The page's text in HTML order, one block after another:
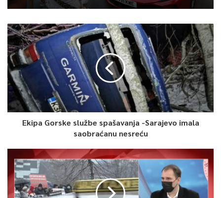
li će se podići. Sad možemo govoriti o BiH, i katastrofalnoj
Nikolaidis.
Pogledajte kompletnu emisiju
Ekipa Gorske službe spašavanja -Sarajevo imala
saobraćanu nesreću